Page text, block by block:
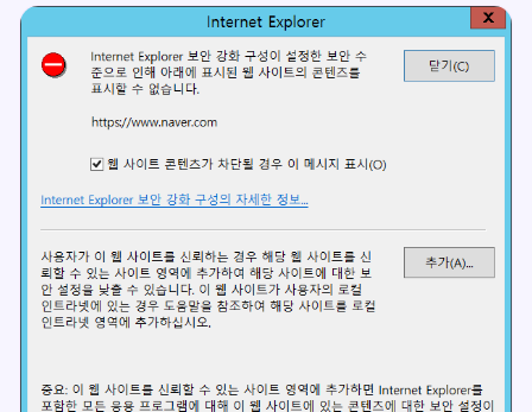
클릭업데이트 설치 목록 화면이 나오면 설치 날짜를 클릭하여
최근 설치된 업데이트로 정렬합니다.이후 가장 최근 설치한
업데이트를 마우스 우클릭 하여 제거를 클릭합니다. 저는
KB4093112 업데이트를 제거 했습니다.업데이트 제거가
완료된 후 시스템 재부팅..